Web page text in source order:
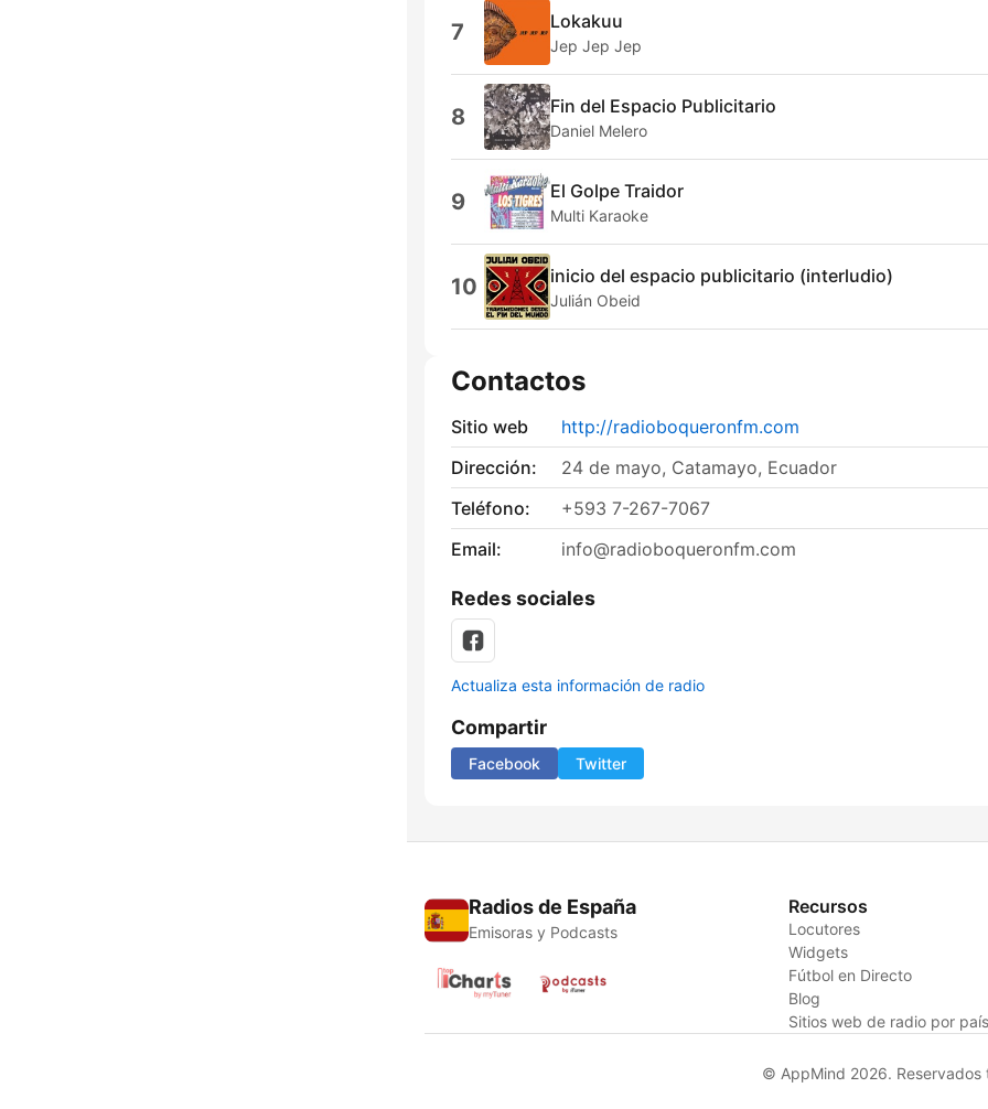
7 Lokakuu
Jep Jep Jep
8 Fin del Espacio Publicitario
Daniel Melero
9 El Golpe Traidor
Multi Karaoke
10 inicio del espacio publicitario (interludio)
Julián Obeid
Contactos
Sitio web
http://radioboqueronfm.com
Dirección:
24 de mayo, Catamayo, Ecuador
Teléfono:
+593 7-267-7067
Email:
info@radioboqueronfm.com
Redes sociales
Actualiza esta información de radio
Compartir
Facebook Twitter
Radios de España
Emisoras y Podcasts
Recursos
Locutores
Widgets
Fútbol en Directo
Blog
Sitios web de radio por país
© AppMind 2026. Reservados